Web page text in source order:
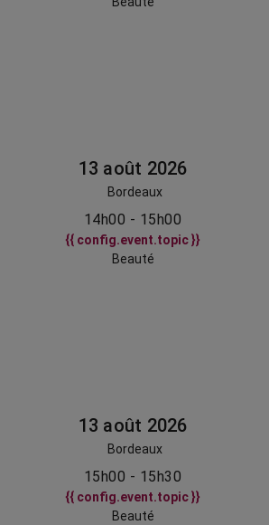
13 août 2026
Bordeaux
14h00 - 15h00
{{ config.event.topic }}
Beauté
13 août 2026
Bordeaux
15h00 - 15h30
{{ config.event.topic }}
Beauté